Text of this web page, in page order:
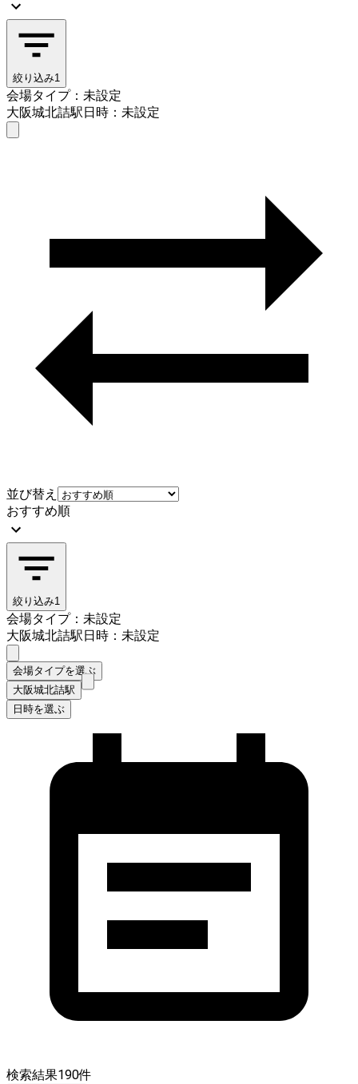
絞り込み1
会場タイプ：未設定
大阪城北詰駅日時：未設定
並び替え
おすすめ順
絞り込み1
会場タイプ：未設定
大阪城北詰駅日時：未設定
会場タイプを選ぶ
大阪城北詰駅
日時を選ぶ
検索結果190件